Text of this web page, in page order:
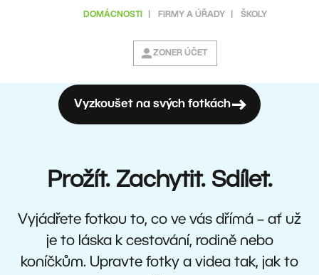
DOMÁCNOSTI FIRMY A ÚŘADY ŠKOLY
ZONER ÚČET
Vyzkoušet na svých fotkách
Prožít. Zachytit. Sdílet.
Vyjádřete fotkou to, co ve vás dřímá – ať už
je to láska k cestování, rodině nebo
koníčkům. Upravte fotky a videa tak, jak to